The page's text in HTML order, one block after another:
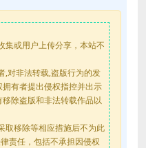
集或用户上传分享，本站不
,对非法转载,盗版行为的发
有者提出侵权指控并出示
除盗版和非法转载作品以
取移除等相应措施后不为此
责任，包括不承担因侵权